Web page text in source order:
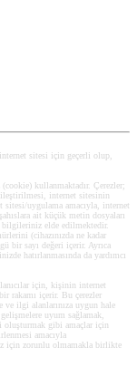
internet sitesi için geçerli olup,
kullanmaktadır. Çerezler;
internet sitesinin
uygulama amacıyla, internet
ait küçük metin dosyaları
bilgileriniz elde edilmektedir.
(cihazınızda ne kadar
bir sayı değeri içerir. Ayrıca
hatırlanmasında da yardımcı
için, kişinin internet
rakamı içerir. Bu çerezler
ilgi alanlarınıza uygun hale
uyum sağlamak,
gibi amaçlar için
amacıyla
için zorunlu olmamakla birlikte